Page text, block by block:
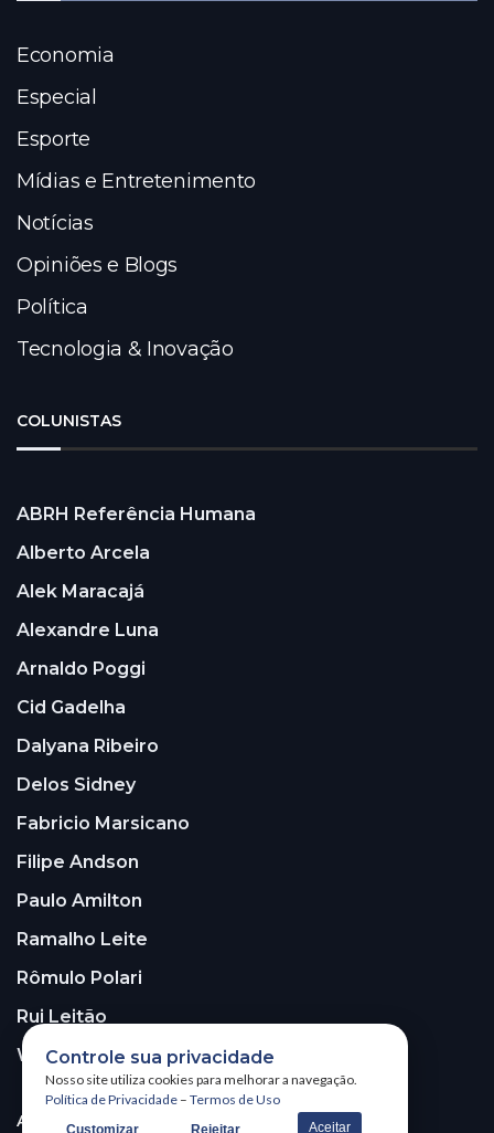
Economia
Especial
Esporte
Mídias e Entretenimento
Notícias
Opiniões e Blogs
Política
Tecnologia & Inovação
COLUNISTAS
ABRH Referência Humana
Alberto Arcela
Alek Maracajá
Alexandre Luna
Arnaldo Poggi
Cid Gadelha
Dalyana Ribeiro
Delos Sidney
Fabricio Marsicano
Filipe Andson
Paulo Amilton
Ramalho Leite
Rômulo Polari
Rui Leitão
Walter Santos
ASSINE A NOSSA NEWSLETTER!
Controle sua privacidade
Nosso site utiliza cookies para melhorar a navegação.
Política de Privacidade – Termos de Uso
Customizar Rejeitar Aceitar